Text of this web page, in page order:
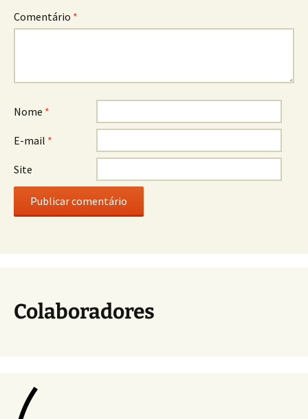
Comentário *
Nome *
E-mail *
Site
Colaboradores